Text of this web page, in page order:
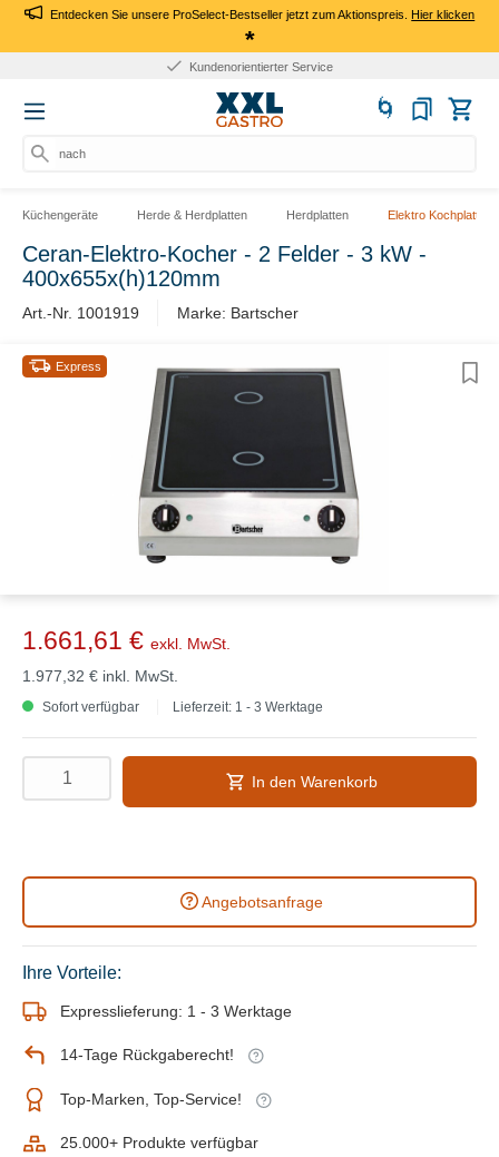
Entdecken Sie unsere ProSelect-Bestseller jetzt zum Aktionspreis.Hier klicken
*
Kundenorientierter Service
nach P
Küchengeräte Herde & Herdplatten Herdplatten Elektro Kochplatten
Ceran-Elektro-Kocher - 2 Felder - 3 kW -
400x655x(h)120mm
Art.-Nr. 1001919 Marke: Bartscher
Express
1.661,61 € exkl. MwSt.
1.977,32 € inkl. MwSt.
Sofort verfügbar Lieferzeit: 1 - 3 Werktage
In den Warenkorb
Angebotsanfrage
Ihre Vorteile:
Expresslieferung: 1 - 3 Werktage
14-Tage Rückgaberecht!
Top-Marken, Top-Service!
25.000+ Produkte verfügbar